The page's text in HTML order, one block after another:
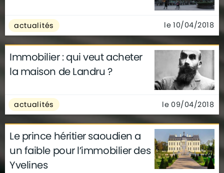
actualités le 10/04/2018
Immobilier : qui veut acheter
la maison de Landru ?
actualités le 09/04/2018
Le prince héritier saoudien a
un faible pour l’immobilier des
Yvelines